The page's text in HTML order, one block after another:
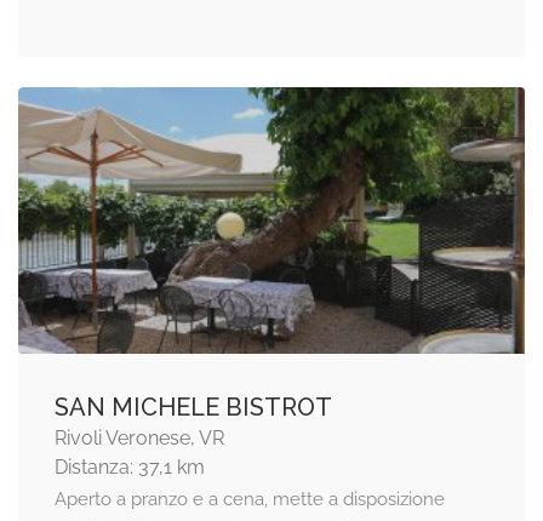
SAN MICHELE BISTROT
Rivoli Veronese, VR
Distanza: 37,1 km
Aperto a pranzo e a cena, mette a disposizione